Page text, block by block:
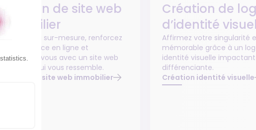
de site web
ou sur-mesure, renforcez
votre présence en ligne et
vous avec un site web
immobilier qui vous ressemble.
Création de site web immobilier
Création de
d’identité
Affirmez votre singularité
mémorable grâce à un
identité visuelle
différenciante.
Création identité visuelle